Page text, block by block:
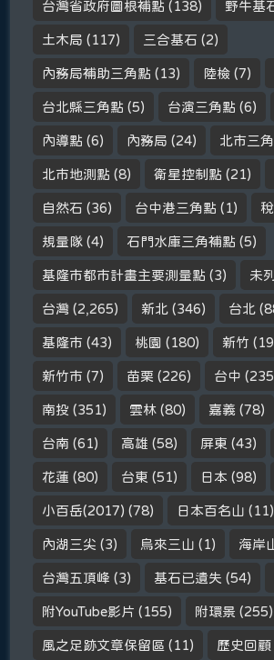
台灣省政府圖根補點 (138) 野牛基
土木局 (117) 三合基石 (2)
內務局補助三角點 (13) 陸檢 (7)
台北縣三角點 (5) 台演三角點 (6)
內導點 (6) 內務局 (24) 北市三
北市地測點 (8) 衛星控制點 (21)
自然石 (36) 台中港三角點 (1)
規量隊 (4) 石門水庫三角補點 (5)
基隆市都市計畫主要測量點 (3) 未
台灣 (2,265) 新北 (346) 台北
基隆市 (43) 桃園 (180) 新竹
新竹市 (7) 苗栗 (226) 台中
南投 (351) 雲林 (80) 嘉義 (78)
台南 (61) 高雄 (58) 屏東 (43)
花蓮 (80) 台東 (51) 日本 (98)
小百岳(2017) (78) 日本百名山 (11)
內湖三尖 (3) 烏來三山 (1) 海岸
台灣五頂峰 (3) 基石已遺失 (54)
附YouTube影片 (155) 附環景 (255)
風之足跡文章保留區 (11) 歷史回顧